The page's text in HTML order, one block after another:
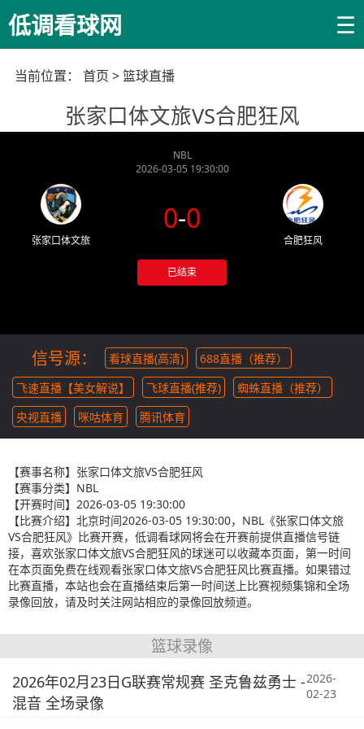
低调看球网 ☰
当前位置： 首页 >篮球直播
张家口体文旅VS合肥狂风
NBL
2026-03-05 19:30:00
张家口体文旅
0-0
已结束
合肥狂风
信号源： 看球直播(高清)
688直播（推荐）
飞速直播【美女解说】
飞球直播(推荐)
蜘蛛直播（推荐）
央视直播
咪咕体育 腾讯体育
【赛事名称】 张家口体文旅VS合肥狂风
【赛事分类】 NBL
【开赛时间】 2026-03-05 19:30:00
【比赛介绍】 北京时间2026-03-05 19:30:00，NBL《张家口体文旅
VS合肥狂风》比赛开赛，低调看球网将会在开赛前提供直播信号链
接，喜欢张家口体文旅VS合肥狂风的球迷可以收藏本页面，第一时间
在本页面免费在线观看张家口体文旅VS合肥狂风比赛直播。如果错过
比赛直播，本站也会在直播结束后第一时间送上比赛视频集锦和全场
录像回放，请及时关注网站相应的录像回放频道。
篮球录像
2026年02月23日G联赛常规赛 圣克鲁兹勇士 -
混音 全场录像
2026-
02-23